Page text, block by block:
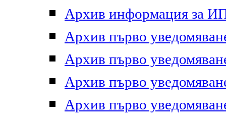
Архив информация за
Архив първо
Архив първо
Архив първо
Архив първо